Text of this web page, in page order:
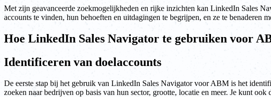
Met zijn geavanceerde zoekmogelijkheden en rijke inzichten kan LinkedIn Sales
accounts te vinden, hun behoeften en uitdagingen te begrijpen, en ze te
Hoe LinkedIn Sales Navigator te gebruiken voor
Identificeren van doelaccounts
De eerste stap bij het gebruik van LinkedIn Sales Navigator voor ABM is het
zoeken naar bedrijven op basis van hun sector, grootte, locatie en meer. Je kunt